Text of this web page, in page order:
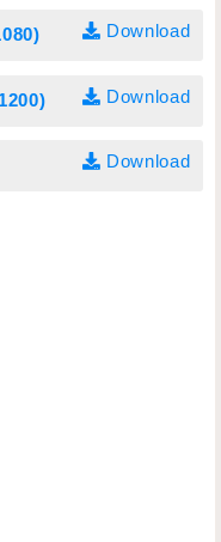
Download
Download
Download